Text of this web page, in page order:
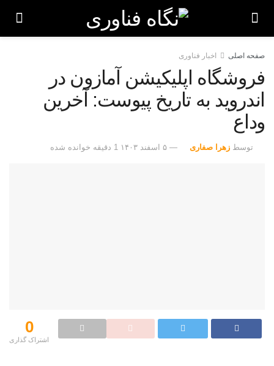
صفحه اصلی اخبار فناوری
فروشگاه اپلیکیشن آمازون در
اندروید به تاریخ پیوست: آخرین
وداع
توسط زهرا صفاری ۵ اسفند ۱۴۰۳ 1 دقیقه خوانده شده
0
اشتراک گذاری‌